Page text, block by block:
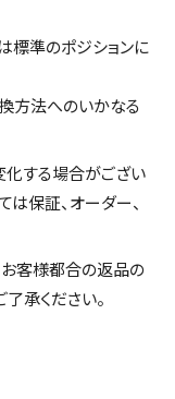
標準のポジションに
換方法へのいかなる
化する場合がござい
は保証、オーダー、
お客様都合の返品の
承ください。